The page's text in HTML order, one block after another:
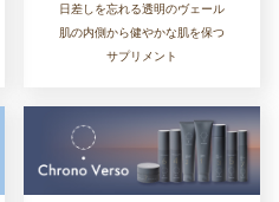
日差しを忘れる透明のヴェール
肌の内側から健やかな肌を保つ
サプリメント